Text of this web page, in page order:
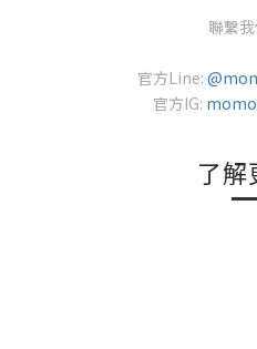
聯繫
官方Line:
官方IG:
了解